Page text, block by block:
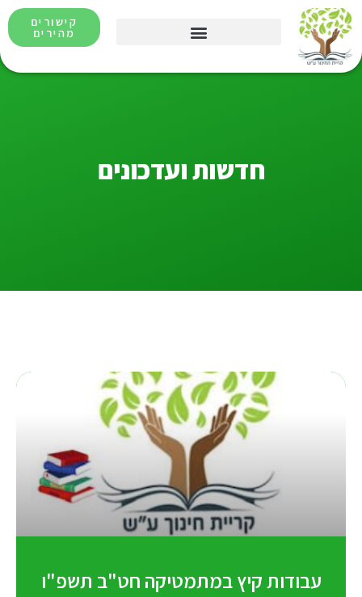
קישורים
מהירים
חדשות ועדכונים
עבודות קיץ במתמטיקה חט"ב תשפ"ו